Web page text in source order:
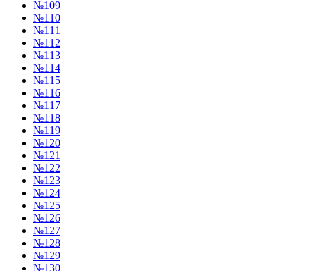
№109
№110
№111
№112
№113
№114
№115
№116
№117
№118
№119
№120
№121
№122
№123
№124
№125
№126
№127
№128
№129
№130